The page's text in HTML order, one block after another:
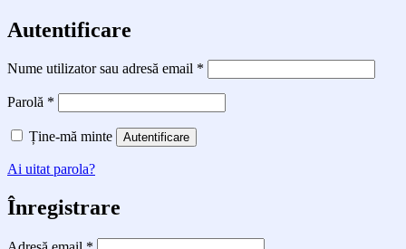
Autentificare
Nume utilizator sau adresă email *
Parolă *
Ține-mă minte Autentificare
Ai uitat parola?
Înregistrare